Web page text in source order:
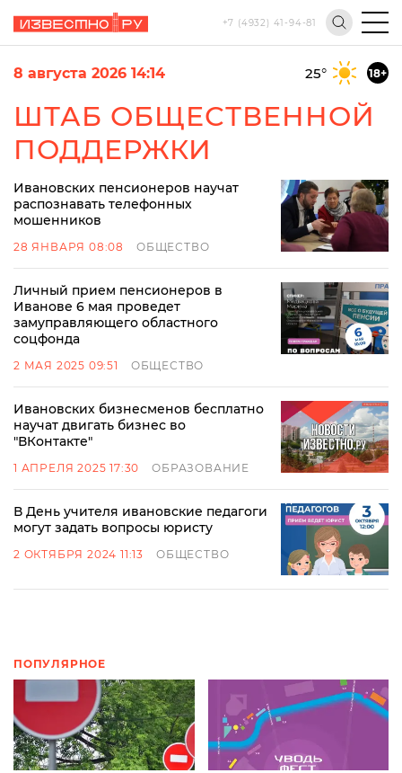
+7 (4932) 41-94-81
8 августа 2026 14:14 25° 18+
ШТАБ ОБЩЕСТВЕННОЙ
ПОДДЕРЖКИ
Ивановских пенсионеров научат
распознавать телефонных
мошенников
28 ЯНВАРЯ 08:08 ОБЩЕСТВО
Личный прием пенсионеров в
Иванове 6 мая проведет
замуправляющего областного
соцфонда
2 МАЯ 2025 09:51 ОБЩЕСТВО
Ивановских бизнесменов бесплатно
научат двигать бизнес во
"ВКонтакте"
1 АПРЕЛЯ 2025 17:30 ОБРАЗОВАНИЕ
В День учителя ивановские педагоги
могут задать вопросы юристу
2 ОКТЯБРЯ 2024 11:13 ОБЩЕСТВО
ПОПУЛЯРНОЕ